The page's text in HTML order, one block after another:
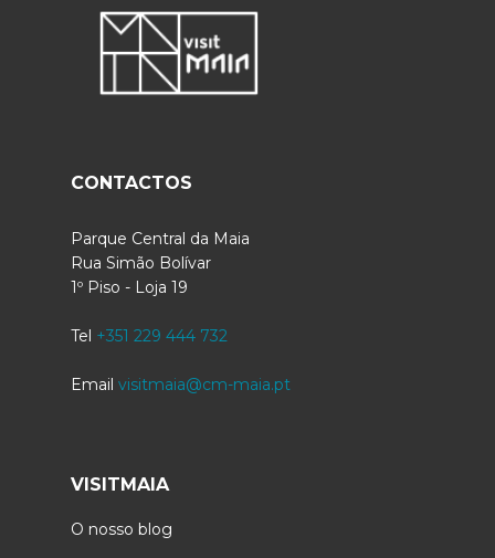
CONTACTOS
Parque Central da Maia
Rua Simão Bolívar
1º Piso - Loja 19
Tel +351 229 444 732
Email visitmaia@cm-maia.pt
VISITMAIA
O nosso blog